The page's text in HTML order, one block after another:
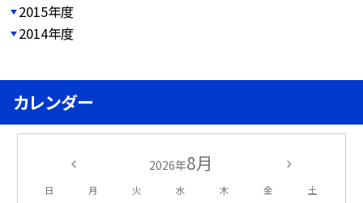
2015年度
2014年度
カレンダー
2026年8月
日 月 火 水 木 金 土